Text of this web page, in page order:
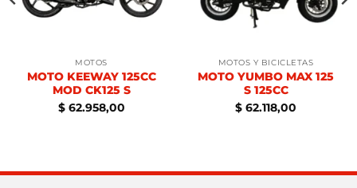
MOTOS
MOTO KEEWAY 125CC
MOD CK125 S
$62.958,00
MOTOS Y BICICLETAS
MOTO YUMBO MAX 125
S 125CC
$ 62.118,00